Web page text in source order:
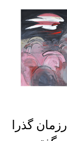
گذرا